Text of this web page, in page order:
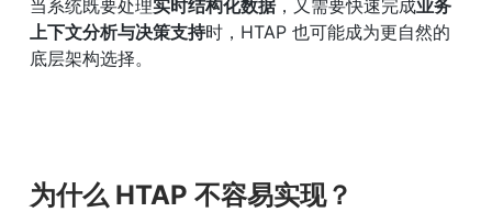
当系统既要处理实时结构化数据，又需要快速完成业务
上下文分析与决策支持时，HTAP 也可能成为更自然的
底层架构选择。
为什么 HTAP 不容易实现？